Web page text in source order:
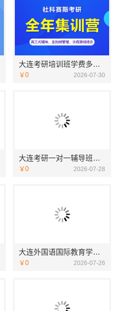
大连考研培训班学费多少-社科赛斯考研
￥0 2026-07-30
大连考研一对一辅导班选谁家 社科赛斯考研定制专属学生方案
￥0 2026-07-28
大连外国语国际教育学院航空职教动态更新学院新闻
￥0 2026-07-26